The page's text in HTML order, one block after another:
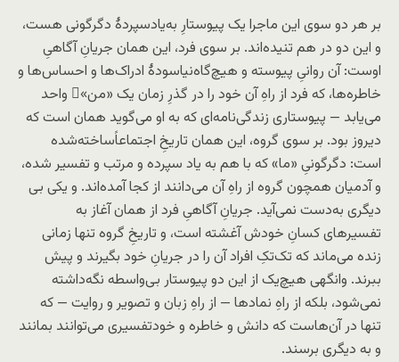
بر هر دو سوی این ماجرا یک پیوستارِ به‌یاد‌سپردهٔ دگرگونی هست،
و این دو در هم تنیده‌اند. بر سوی فرد، این همان جریانِ آگاهیِ
اوست: آن روانیِ پیوسته و هیچ‌گاه‌نیاسودهٔ ادراک‌ها و احساس‌ها و
خاطره‌ها، که فرد از راهِ آن خود را در گذرِ زمان یک «من»ِ واحد
می‌یابد — پیوستاری زندگی‌نامه‌ای که به او می‌گوید همان است که
دیروز بود. بر سوی گروه، این همان تاریخِ اجتماعاً‌ساخته‌شده
است: دگرگونیِ «ما» که با هم به یاد سپرده و مرتب و تفسیر شده،
و آدمیان همچون گروه از راهِ آن می‌دانند از کجا آمده‌اند. و یکی بی
دیگری به‌دست نمی‌آید. جریانِ آگاهیِ فرد از همان آغاز به
تفسیرهای کسانِ خودش آغشته است، و تاریخِ گروه تنها زمانی
زنده می‌ماند که تک‌تکِ افراد آن را در جریانِ خود بگیرند و پیش
ببرند. وانگهی هیچ‌یک از این دو پیوستار بی‌واسطه نگه‌داشته
نمی‌شود، بلکه از راهِ نمادها — از راهِ زبان و تصویر و روایت — که
تنها در آن‌هاست که دانش و خاطره و خود‌تفسیری می‌توانند بمانند
و به دیگری برسند.